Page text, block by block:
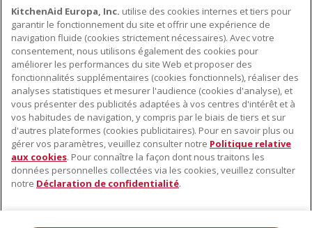
À PROPOS DE KITCHENAID
À propos de KitchenAid
Histoire de la marque
Communiqués de presse
ODR
NOS PRODUITS
Petits électroménagers
Matériel de cuisine
Accessoires
SERVICE CLIENT
Trouver un magasin
KitchenAid Europa, Inc. utilise des cookies internes et tiers pour
garantir le fonctionnement du site et offrir une expérience de
navigation fluide (cookies strictement nécessaires). Avec votre
consentement, nous utilisons également des cookies pour
améliorer les performances du site Web et proposer des
fonctionnalités supplémentaires (cookies fonctionnels), réaliser des
analyses statistiques et mesurer l'audience (cookies d'analyse), et
vous présenter des publicités adaptées à vos centres d'intérêt et à
vos habitudes de navigation, y compris par le biais de tiers et sur
d'autres plateformes (cookies publicitaires). Pour en savoir plus ou
gérer vos paramètres, veuillez consulter notre Politique relative
aux cookies. Pour connaître la façon dont nous traitons les
données personnelles collectées via les cookies, veuillez consulter
notre Déclaration de confidentialité.